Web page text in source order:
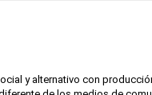
y alternativo con